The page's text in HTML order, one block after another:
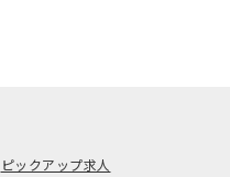
ピックアップ求人